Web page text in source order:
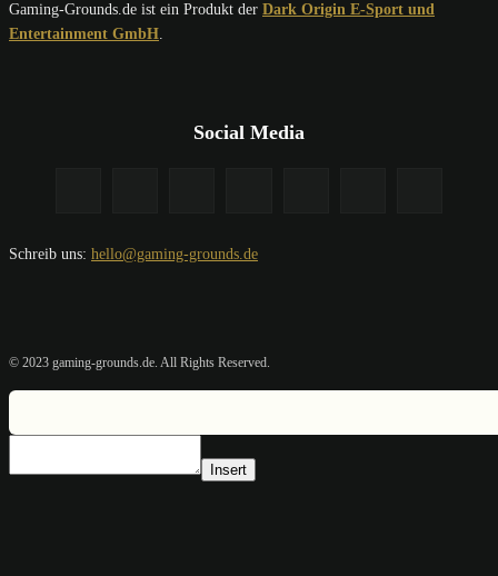
Gaming-Grounds.de ist ein Produkt der Dark Origin E-Sport und
Entertainment GmbH.
Social Media
Schreib uns: hello@gaming-grounds.de
© 2023 gaming-grounds.de. All Rights Reserved.
Insert